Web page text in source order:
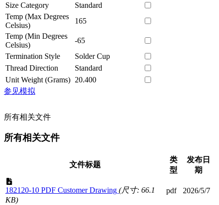
Size Category
Standard
Temp (Max Degrees
Celsius)
165
Temp (Min Degrees
Celsius)
-65
Termination Style
Solder Cup
Thread Direction
Standard
Unit Weight (Grams) 20.400
参见模拟
所有相关文件
所有相关文件
文件标题
类
型
发布日
期
182120-10 PDF Customer Drawing (尺寸: 66.1
KB)
pdf 2026/5/7